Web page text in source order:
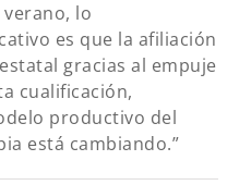
lo
es que la afiliación
gracias al empuje
cualificación,
productivo del
está cambiando.”